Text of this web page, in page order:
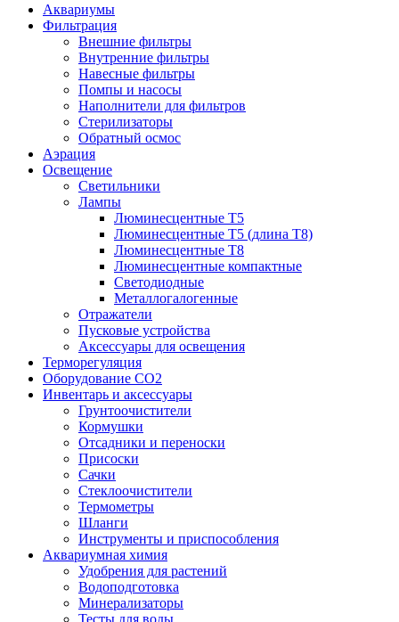
Аквариумы
Фильтрация
Внешние фильтры
Внутренние фильтры
Навесные фильтры
Помпы и насосы
Наполнители для фильтров
Стерилизаторы
Обратный осмос
Аэрация
Освещение
Светильники
Лампы
Люминесцентные T5
Люминесцентные T5 (длина T8)
Люминесцентные T8
Люминесцентные компактные
Светодиодные
Металлогалогенные
Отражатели
Пусковые устройства
Аксессуары для освещения
Терморегуляция
Оборудование CO2
Инвентарь и аксессуары
Грунтоочистители
Кормушки
Отсадники и переноски
Присоски
Сачки
Стеклоочистители
Термометры
Шланги
Инструменты и приспособления
Аквариумная химия
Удобрения для растений
Водоподготовка
Минерализаторы
Тесты для воды